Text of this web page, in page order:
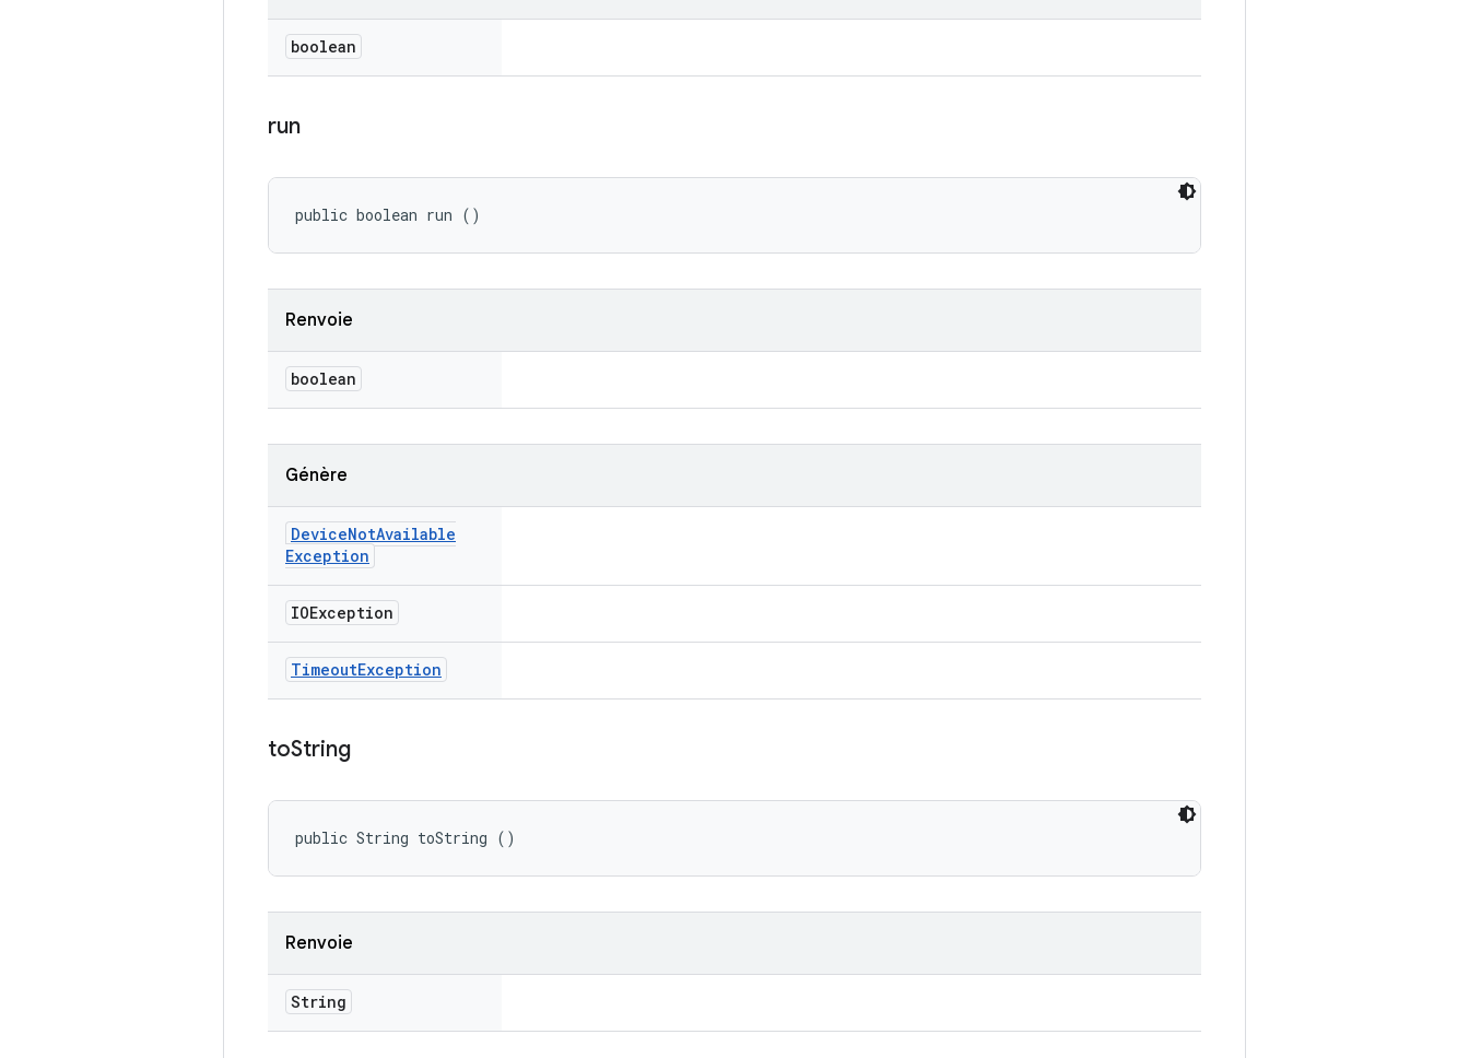
boolean
run
public boolean run ()
Renvoie
boolean
Génère
DeviceNotAvailable
Exception
IOException
TimeoutException
toString
public String toString ()
Renvoie
String